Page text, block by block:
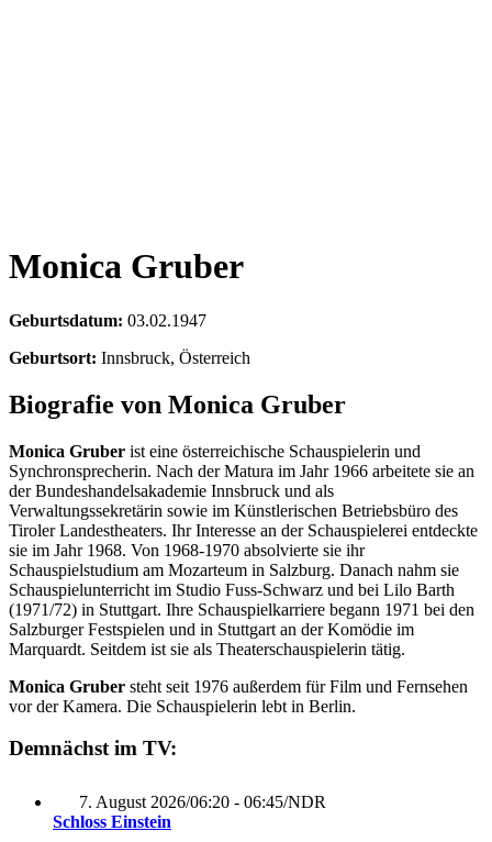
Monica Gruber
Geburtsdatum: 03.02.1947
Geburtsort: Innsbruck, Österreich
Biografie von Monica Gruber
Monica Gruber ist eine österreichische Schauspielerin und
Synchronsprecherin. Nach der Matura im Jahr 1966 arbeitete sie an
der Bundeshandelsakademie Innsbruck und als
Verwaltungssekretärin sowie im Künstlerischen Betriebsbüro des
Tiroler Landestheaters. Ihr Interesse an der Schauspielerei entdeckte
sie im Jahr 1968. Von 1968-1970 absolvierte sie ihr
Schauspielstudium am Mozarteum in Salzburg. Danach nahm sie
Schauspielunterricht im Studio Fuss-Schwarz und bei Lilo Barth
(1971/72) in Stuttgart. Ihre Schauspielkarriere begann 1971 bei den
Salzburger Festspielen und in Stuttgart an der Komödie im
Marquardt. Seitdem ist sie als Theaterschauspielerin tätig.
Monica Gruber steht seit 1976 außerdem für Film und Fernsehen
vor der Kamera. Die Schauspielerin lebt in Berlin.
Demnächst im TV:
7. August 2026/06:20 - 06:45/NDR
Schloss Einstein